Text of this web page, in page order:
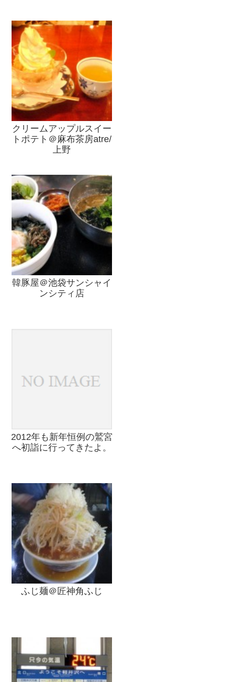
クリームアップルスイー
トポテト＠麻布茶房atre/
上野
韓豚屋＠池袋サンシャイ
ンシティ店
2012年も新年恒例の鷲宮
へ初詣に行ってきたよ。
ふじ麺＠匠神角ふじ